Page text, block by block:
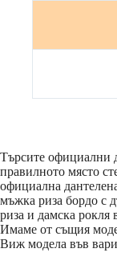
Търсите официални
правилното място
официална
мъжка риза бордо с
риза и дамска рокля
Имаме от същия
Виж модела във